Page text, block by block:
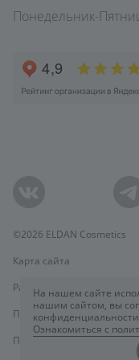
маски —
Активные
Уменьшает
На нашем сайте
нашим сайтом, вы
Ознакомиться с
Понедельник-
©2026 ELDAN Cosmetics
Карта сайта
Разработка и поддержка
Политика
Политика Cookies